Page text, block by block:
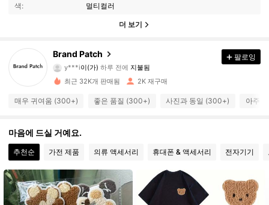
색:
멀티컬러
더 보기
Brand Patch
4.90
274 팔로워
이(가)
f***r다음하루 전에
274 팔로워
4.90 274 팔로워
팔로잉
최근 32K개 판매됨 2K 재구매
매우 귀여움 (300+) 좋은 품질 (300+) 사진과 동일 (300+) 아주
마음에 드실 거예요.
추천순 가전 제품 의류 액세서리 휴대폰 & 액세서리 전자기기